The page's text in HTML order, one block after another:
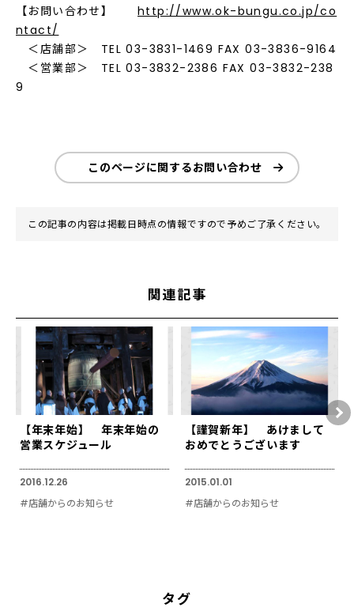
【お問い合わせ】 http://www.ok-bungu.co.jp/co
ntact/
＜店舗部＞ TEL 03-3831-1469 FAX 03-3836-9164
＜営業部＞ TEL 03-3832-2386 FAX 03-3832-238
9
このページに関するお問い合わせ
この記事の内容は掲載日時点の情報ですので予めご了承ください。
関連記事
【年末年始】 年末年始の
営業スケジュール
2016.12.26
#店舗からのお知らせ
【謹賀新年】 あけまして
おめでとうございます
2015.01.01
#店舗からのお知らせ
タグ